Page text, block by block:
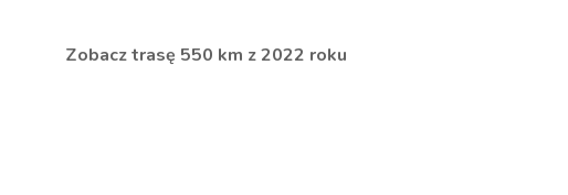
Zobacz trasę 550 km z 2022 roku